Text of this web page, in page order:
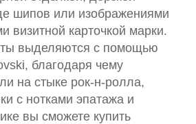
шипов или изображениями
визитной карточкой марки.
выделяются с помощью
благодаря чему
на стыке рок-н-ролла,
с нотками эпатажа и
вы сможете купить